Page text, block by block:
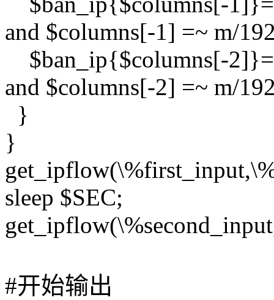
and $columns[-1] =~ m/
$ban_ip{$columns[-
and $columns[-2] =~ m/
}
}
sleep $SEC;
#开始输出